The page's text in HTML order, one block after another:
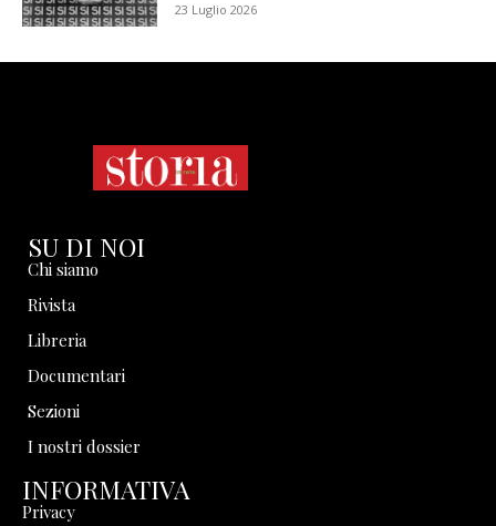
23 Luglio 2026
SU DI NOI
Chi siamo
Rivista
Libreria
Documentari
Sezioni
I nostri dossier
INFORMATIVA
Privacy